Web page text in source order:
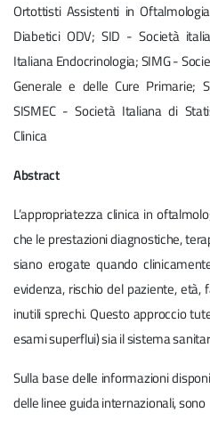
Ortottisti Assistenti in
Diabetici ODV; SID - Società
Italiana Endocrinologia; SIMG -
Generale e delle Cure Primarie;
SISMEC - Società Italiana di
Clinica
Abstract
L’appropriatezza clinica in
che le prestazioni diagnostiche,
siano erogate quando
evidenza, rischio del paziente,
inutili sprechi. Questo approccio
esami superflui) sia il sistema
Sulla base delle informazioni
delle linee guida internazionali, sono